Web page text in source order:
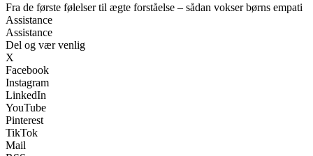
Fra de første følelser til ægte forståelse – sådan vokser børns empati
Assistance
Assistance
Del og vær venlig
X
Facebook
Instagram
LinkedIn
YouTube
Pinterest
TikTok
Mail